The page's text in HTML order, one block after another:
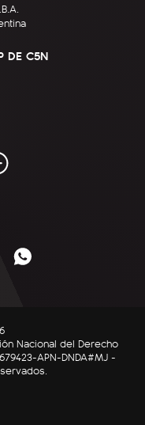
DE C5N
Nacional del Derecho
APN-DNDA#MJ -